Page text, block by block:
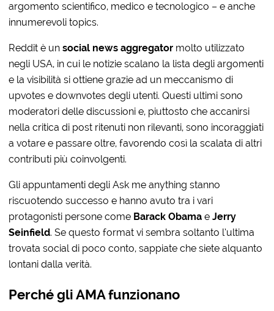
argomento scientifico, medico e tecnologico – e anche
innumerevoli topics.
Reddit è unsocial news aggregator molto utilizzato
negli USA, in cui le notizie scalano la lista degli argomenti
e la visibilità si ottiene grazie ad un meccanismo di
upvotes e downvotes degli utenti. Questi ultimi sono
moderatori delle discussioni e, piuttosto che accanirsi
nella critica di post ritenuti non rilevanti, sono incoraggiati
a votare e passare oltre, favorendo così la scalata di altri
contributi più coinvolgenti.
Gli appuntamenti degli Ask me anything stanno
riscuotendo successo e hanno avuto tra i vari
protagonisti persone come Barack Obamae Jerry
Seinfield. Se questo format vi sembra soltanto l’ultima
trovata social di poco conto, sappiate che siete alquanto
lontani dalla verità.
Perché gli AMA funzionano